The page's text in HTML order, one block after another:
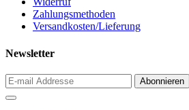
Zahlungsmethoden
Versandkosten/Lieferung
Newsletter